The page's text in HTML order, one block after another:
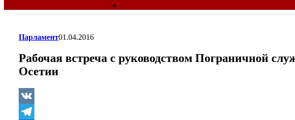
Парламент01.04.2016
Рабочая встреча с руководством
Осетии
VK